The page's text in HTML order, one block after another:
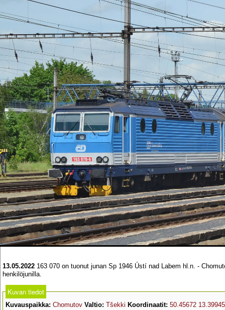
13.05.2022 163 070 on tuonut junan Sp 1946 Ústí nad Labem hl.n. -
henkilöjunilla.
Kuvan tiedot
Kuvauspaikka: Chomutov Valtio: Tšekki Koordinaatit: 50.45672 13.39945